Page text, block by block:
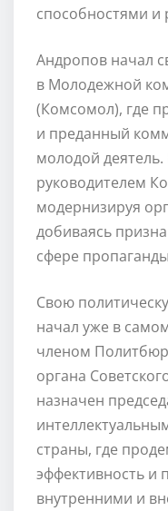
способностями
Андропов начал
в Молодежной
(Комсомол), где
и преданный
молодой деятель.
руководителем
модернизируя
добиваясь
сфере
Свою
начал уже в
членом
органа
назначен
страны, где
эффективность и
внутренними и